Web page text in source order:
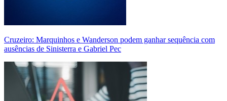
Cruzeiro: Marquinhos e Wanderson podem ganhar sequência com
ausências de Sinisterra e Gabriel Pec